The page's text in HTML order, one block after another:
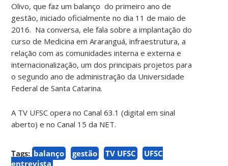
Olivo, que faz um balanço do primeiro ano de
gestão, iniciado oficialmente no dia 11 de maio de
2016. Na conversa, ele fala sobre a implantação do
curso de Medicina em Araranguá, infraestrutura, a
relação com as comunidades interna e externa e
internacionalização, um dos principais projetos para
o segundo ano de administração da Universidade
Federal de Santa Catarina.
A TV UFSC opera no Canal 63.1 (digital em sinal
aberto) e no Canal 15 da NET.
Tags: balanço gestão TV UFSC
UFSC
entrevista